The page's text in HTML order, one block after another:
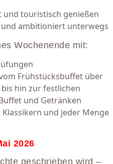
und touristisch genießen
ambitioniert unterwegs
Wochenende mit:
Frühstücksbuffet über
hin zur festlichen
und Getränken
und jeder Menge
2026
geschrieben wird –